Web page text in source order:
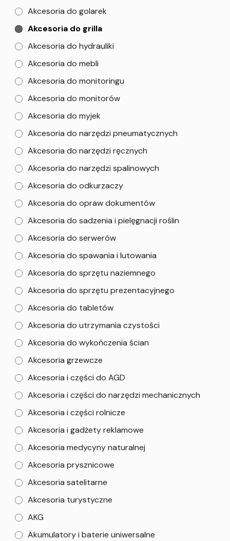
Akcesoria do golarek
Akcesoria do grilla
Akcesoria do hydrauliki
Akcesoria do mebli
Akcesoria do monitoringu
Akcesoria do monitorów
Akcesoria do myjek
Akcesoria do narzędzi pneumatycznych
Akcesoria do narzędzi ręcznych
Akcesoria do narzędzi spalinowych
Akcesoria do odkurzaczy
Akcesoria do opraw dokumentów
Akcesoria do sadzenia i pielęgnacji roślin
Akcesoria do serwerów
Akcesoria do spawania i lutowania
Akcesoria do sprzętu naziemnego
Akcesoria do sprzętu prezentacyjnego
Akcesoria do tabletów
Akcesoria do utrzymania czystości
Akcesoria do wykończenia ścian
Akcesoria grzewcze
Akcesoria i części do AGD
Akcesoria i części do narzędzi mechanicznych
Akcesoria i części rolnicze
Akcesoria i gadżety reklamowe
Akcesoria medycyny naturalnej
Akcesoria prysznicowe
Akcesoria satelitarne
Akcesoria turystyczne
AKG
Akumulatory i baterie uniwersalne